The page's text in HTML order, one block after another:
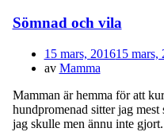
Sömnad och vila
Publicerad
den
15 mars, 201615 mars,
av Mamma
Mamman är hemma för att
hundpromenad sitter jag mest
jag skulle men ännu inte